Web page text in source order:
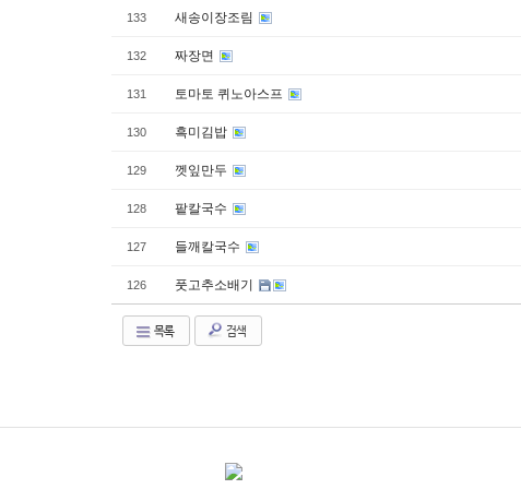
133 새송이장조림
132 짜장면
131 토마토 퀴노아스프
130 흑미김밥
129 껫잎만두
128 팥칼국수
127 들깨칼국수
126 풋고추소배기
목록 검색